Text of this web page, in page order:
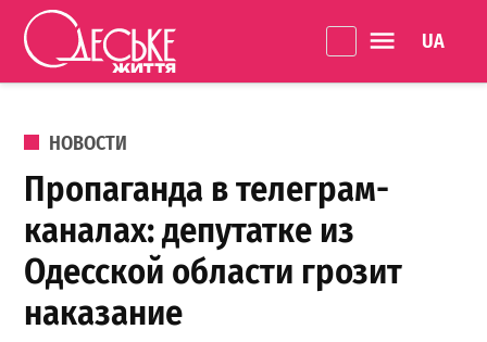
Перейти к содержанию
життя
ОПУБЛИКОВАНО В
НОВОСТИ
Пропаганда в телеграм-
каналах: депутатке из
Одесской области грозит
наказание